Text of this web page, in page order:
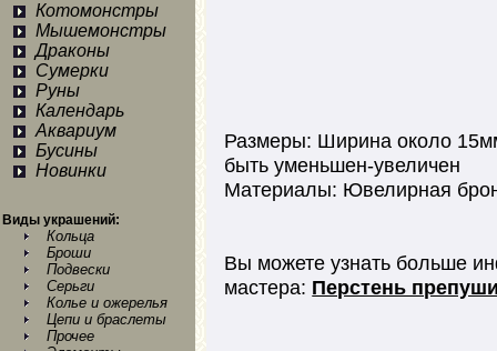
Размеры: Ширина около
быть уменьшен-увеличен
Материалы: Ювелирная
Вы можете узнать больше
мастера: Перстень
Котомонстры
Мышемонстры
Драконы
Сумерки
Руны
Календарь
Аквариум
Бусины
Новинки
Виды украшений:
Кольца
Броши
Подвески
Серьги
Колье и ожерелья
Цепи и браслеты
Прочее